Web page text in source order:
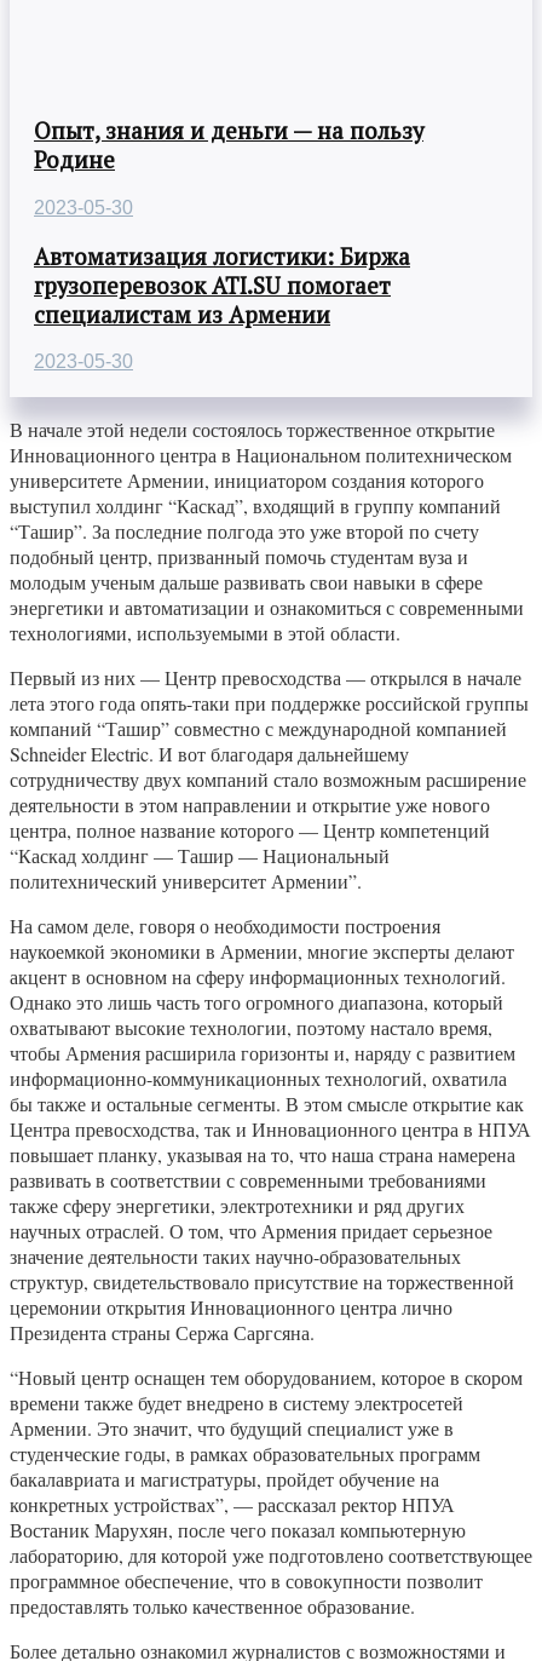
Опыт, знания и деньги — на пользу
Родине
2023-05-30
Автоматизация логистики: Биржа
грузоперевозок ATI.SU помогает
специалистам из Армении
2023-05-30
В начале этой недели состоялось торжественное открытие
Инновационного центра в Национальном политехническом
университете Армении, инициатором создания которого
выступил холдинг “Каскад”, входящий в группу компаний
“Ташир”. За последние полгода это уже второй по счету
подобный центр, призванный помочь студентам вуза и
молодым ученым дальше развивать свои навыки в сфере
энергетики и автоматизации и ознакомиться с современными
технологиями, используемыми в этой области.
Первый из них — Центр превосходства — открылся в начале
лета этого года опять-таки при поддержке российской группы
компаний “Ташир” совместно с международной компанией
Schneider Electric. И вот благодаря дальнейшему
сотрудничеству двух компаний стало возможным расширение
деятельности в этом направлении и открытие уже нового
центра, полное название которого — Центр компетенций
“Каскад холдинг — Ташир — Национальный
политехнический университет Армении”.
На самом деле, говоря о необходимости построения
наукоемкой экономики в Армении, многие эксперты делают
акцент в основном на сферу информационных технологий.
Однако это лишь часть того огромного диапазона, который
охватывают высокие технологии, поэтому настало время,
чтобы Армения расширила горизонты и, наряду с развитием
информационно-коммуникационных технологий, охватила
бы также и остальные сегменты. В этом смысле открытие как
Центра превосходства, так и Инновационного центра в НПУА
повышает планку, указывая на то, что наша страна намерена
развивать в соответствии с современными требованиями
также сферу энергетики, электротехники и ряд других
научных отраслей. О том, что Армения придает серьезное
значение деятельности таких научно-образовательных
структур, свидетельствовало присутствие на торжественной
церемонии открытия Инновационного центра лично
Президента страны Сержа Саргсяна.
“Новый центр оснащен тем оборудованием, которое в скором
времени также будет внедрено в систему электросетей
Армении. Это значит, что будущий специалист уже в
студенческие годы, в рамках образовательных программ
бакалавриата и магистратуры, пройдет обучение на
конкретных устройствах”, — рассказал ректор НПУА
Востаник Марухян, после чего показал компьютерную
лабораторию, для которой уже подготовлено соответствующее
программное обеспечение, что в совокупности позволит
предоставлять только качественное образование.
Более детально ознакомил журналистов с возможностями и